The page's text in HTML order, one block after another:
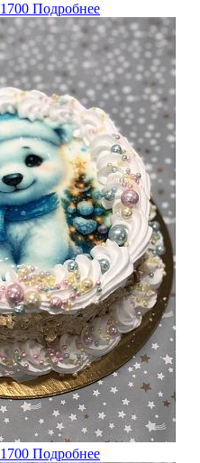
1700 Подробнее
1700 Подробнее